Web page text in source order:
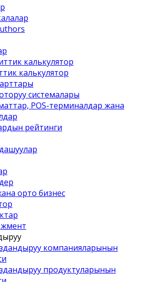
калькулятор
калькулятор
системалары
POS-терминалдар жана
рейтинги
орто бизнес
компанияларынын
продуктуларынын